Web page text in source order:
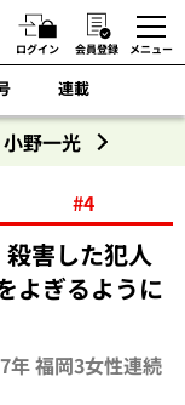
ログイン 会員登録 メニュー
連載
小野一光
#4
殺害した犯人
よぎるように
年 福岡3女性連続